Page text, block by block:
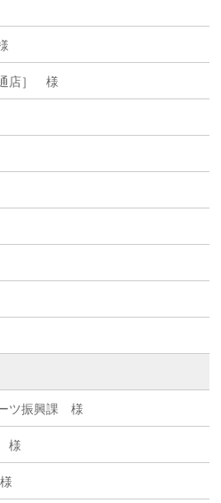
店］ 様
ツ振興課 様
様